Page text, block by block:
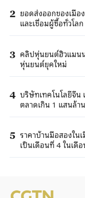
2 ยอดส่งออกของเมือ
และเชื่อมผู้ซื้อทั่วโลก
3 คลิปหุ่นยนต์ฮิวแมน
หุ่นยนต์ยุคใหม่
4 บริษัทเทคโนโลยีจี
ตลาดเกิน 1 แสนล้า
5 ราคาบ้านมือสองใน
เป็นเดือนที่ 4 ในเดื